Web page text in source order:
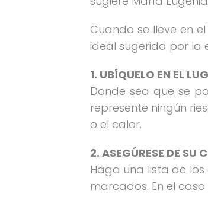
Cuando se lleve en
ideal sugerida por la
1. UBÍQUELO EN EL
Donde sea que se
represente ningún
o el calor.
2. ASEGÚRESE DE SU
Haga una lista de
marcados. En el